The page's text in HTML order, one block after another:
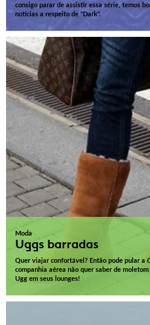
consigo parar de assistir essa série, temos
notícias a respeito de "Dark".
Moda
Uggs barradas
Quer viajar confortável? Então pode pular a
companhia aérea não quer saber de moletom
Ugg em seus lounges!